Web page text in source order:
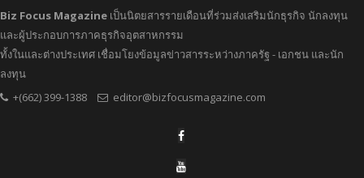
Biz Focus Magazine เป็นนิตยสารรายเดือนที่ร่วมส่งเสริมนักธุรกิจ นักลงทุน
และผู้ประกอบการภาคธุรกิจอุตสาหกรรม
ทั้งในและต่างประเทศ เชื่อมโยงข้อมูลข่าวสารระหว่างภาครัฐ - เอกชน และนัก
ลงทุน
+(662) 399-1388
editor@bizfocusmagazine.com